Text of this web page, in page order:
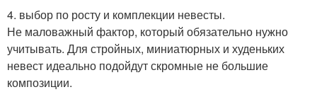
4. выбор по росту и комплекции невесты.
Не маловажный фактор, который обязательно нужно
учитывать. Для стройных, миниатюрных и худеньких
невест идеально подойдут скромные не большие
композиции.